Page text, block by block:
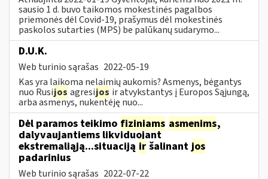
sausio 1 d. buvo taikomos mokestinės pagalbos
priemonės dėl Covid-19, prašymus dėl mokestinės
paskolos sutarties (MPS) be palūkanų sudarymo...
D.U.K.
Web turinio sąrašas 2022-05-19
Kas yra laikoma nelaimių aukomis? Asmenys, bėgantys
nuo Rusijos agresijos ir atvykstantys į Europos Sąjungą,
arba asmenys, nukentėję nuo...
Dėl paramos teikimo fiziniams asmenims,
dalyvaujantiems likviduojant
ekstremaliąją...situaciją ir šalinant jos
padarinius
Web turinio sąrašas 2022-07-22